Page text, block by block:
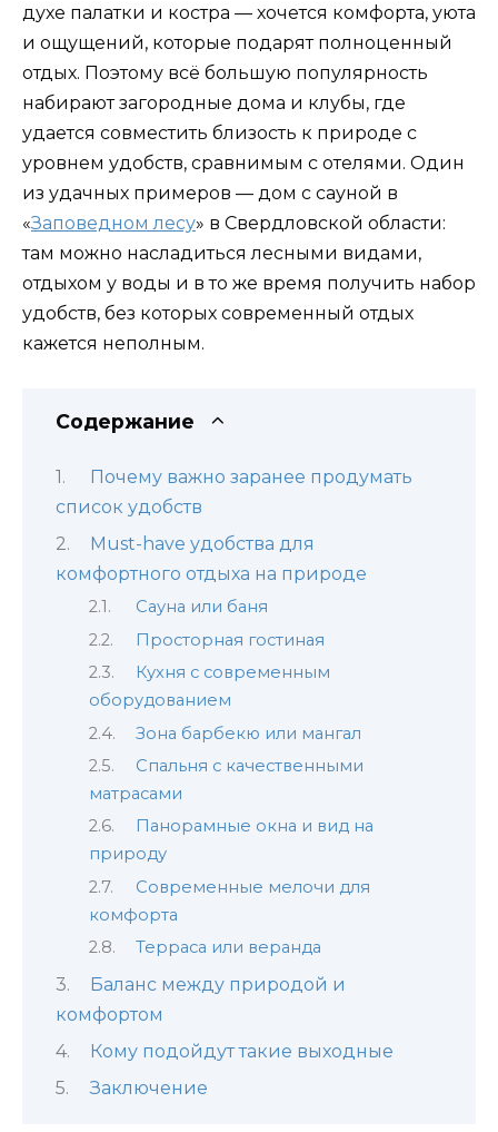
духе палатки и костра — хочется комфорта, уюта
и ощущений, которые подарят полноценный
отдых. Поэтому всё большую популярность
набирают загородные дома и клубы, где
удается совместить близость к природе с
уровнем удобств, сравнимым с отелями. Один
из удачных примеров — дом с сауной в
«Заповедном лесу» в Свердловской области:
там можно насладиться лесными видами,
отдыхом у воды и в то же время получить набор
удобств, без которых современный отдых
кажется неполным.
Содержание
Почему важно заранее продумать
список удобств
Must-have удобства для
комфортного отдыха на природе
Сауна или баня
Просторная гостиная
Кухня с современным
оборудованием
Зона барбекю или мангал
Спальня с качественными
матрасами
Панорамные окна и вид на
природу
Современные мелочи для
комфорта
Терраса или веранда
Баланс между природой и
комфортом
Кому подойдут такие выходные
Заключение